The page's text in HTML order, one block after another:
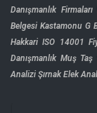
Danışmanlık Firmaları
Belgesi Kastamonu G
Hakkari ISO 14001
Danışmanlık Muş Taş
Analizi Şırnak Elek